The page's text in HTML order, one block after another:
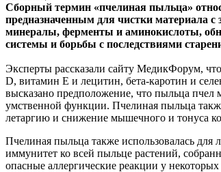
Сборный термин «пчелиная пыльца»
предназначенным для чистки материала с
минералы, ферменты и аминокислоты,
системы и борьбы с последствиями
Эксперты рассказали сайту МедикФорум,
D, витамин Е и лецитин, бета-каротин и
высказано предположение, что пыльца пчел
умственной функции. Пчелиная пыльца
летаргию и снижение мышечного и тонуса
Пчелиная пыльца также использовалась для
иммунитет ко всей пыльце растений,
опасные аллергические реакции у